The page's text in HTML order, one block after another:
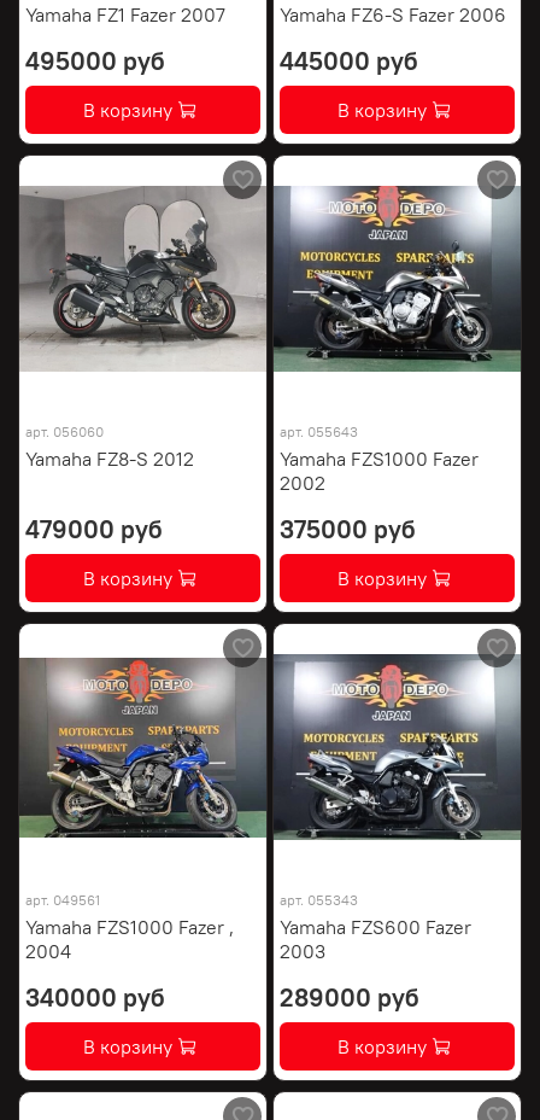
Yamaha FZ1 Fazer 2007
495000 руб
В корзину
Yamaha FZ6-S Fazer 2006
445000 руб
В корзину
арт. 056060
Yamaha FZ8-S 2012
479000 руб
В корзину
арт. 055643
Yamaha FZS1000 Fazer
2002
375000 руб
В корзину
арт. 049561
Yamaha FZS1000 Fazer ,
2004
340000 руб
В корзину
арт. 055343
Yamaha FZS600 Fazer
2003
289000 руб
В корзину